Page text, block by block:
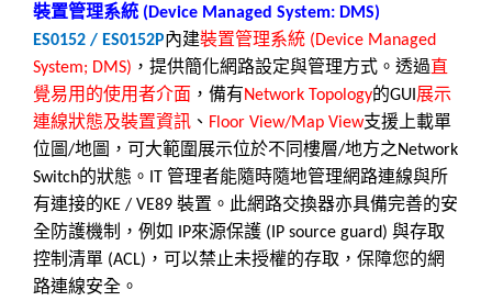
裝置管理系統 (Device Managed System: DMS)
ES0152 / ES0152P內建裝置管理系統 (Device Managed
System; DMS) ，提供簡化網路設定與管理方式。透過直
覺易用的使用者介面 ，備有Network Topology的GUI 展示
連線狀態及裝置資訊 、 Floor View/Map View支援上載單
位圖/地圖，可大範圍展示位於不同樓層/地方之 Network
Switch的狀態。 IT 管理者能隨時隨地管理網路連線與所
有連接的KE / VE89 裝置。此網路交換器亦具備完善的安
全防護機制，例如
IP來源保護 (IP source guard) 與存取
控制清單 (ACL) ，可以禁止未授權的存取，保障您的網
路連線安全。